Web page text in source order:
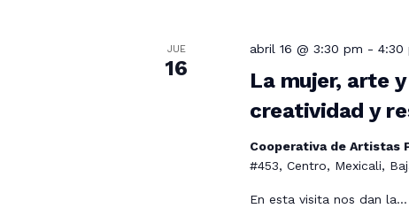
c
i
o
a
f
JUE
16
La mujer, arte
creatividad y
abril 16 @ 3:30 pm -4:30
Cooperativa de Artistas
#453, Centro, Mexicali,
En esta visita nos dan la…